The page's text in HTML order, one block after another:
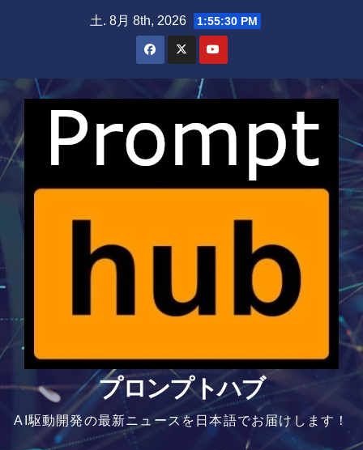
土. 8月 8th, 2026 1:55:31 PM
プロンプトハブ
AI駆動開発の最新ニュースを日本語でお届けします！